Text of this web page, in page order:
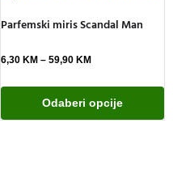
Parfemski miris Scandal Man
6,30 KM – 59,90 KM
Odaberi opcije